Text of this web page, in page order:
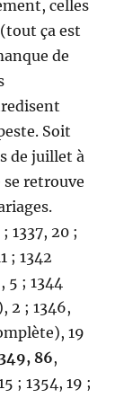
celles
ça est
de
Soit
de juillet à
se retrouve
1337, 20 ;
; 1342
5 ; 1344
2 ; 1346,
19
86,
; 1354, 19 ;